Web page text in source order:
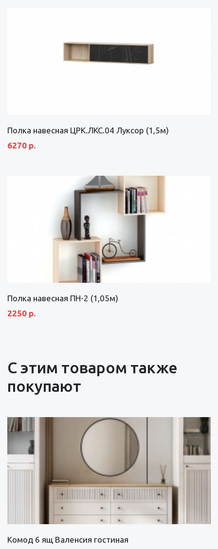
Полка навесная ЦРК.ЛКС.04 Луксор (1,5м)
6270 р.
Полка навесная ПН-2 (1,05м)
2250 р.
С этим товаром также
покупают
Комод 6 ящ Валенсия гостиная